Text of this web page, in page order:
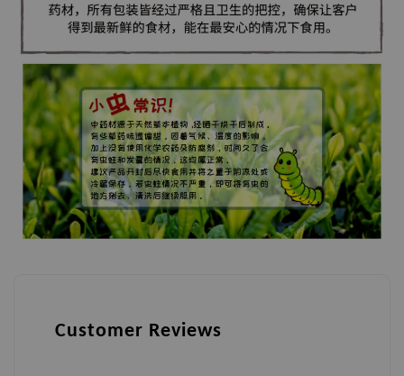
Customer Reviews